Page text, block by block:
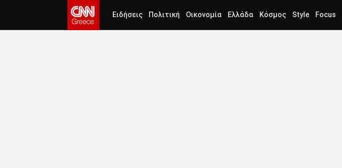
Ειδήσεις Πολιτική Οικονομία Ελλάδα Κόσμος Style Focus